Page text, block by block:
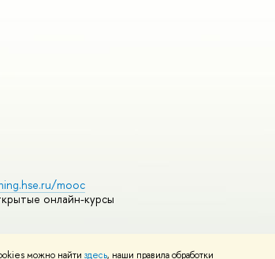
можно найти здесь, наши правила обработки
mooc
онлайн-курсы